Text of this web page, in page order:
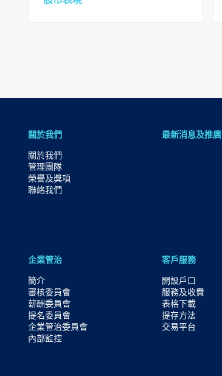
關於我們
關於我們
管理團隊
榮譽及獎項
聯絡我們
最新消息及推廣
企業管治
簡介
審核委員會
薪酬委員會
提名委員會
企業管治委員會
內部監控
客戶服務
開設戶口
服務及收費
表格下載
提存方法
交易平台